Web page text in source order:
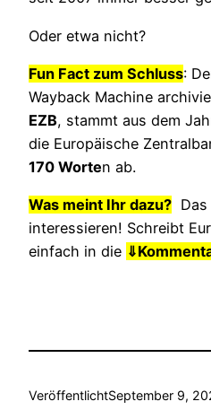
Oder etwa nicht?
Fun Fact zum Schluss:
Wayback Machine
EZB, stammt aus dem
die Europäische
170 Worten ab.
Was meint Ihr dazu?
interessieren! Schreibt
einfach in die ⇓
VeröffentlichtSeptember 9,